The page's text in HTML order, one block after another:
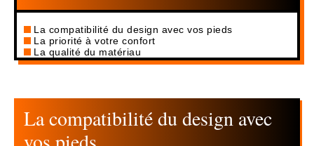
La compatibilité du design avec vos pieds
La priorité à votre confort
La qualité du matériau
La compatibilité du design avec